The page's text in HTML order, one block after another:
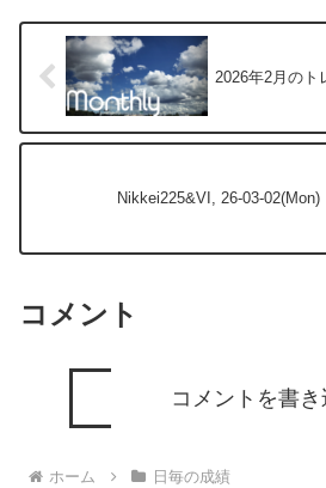
2026年2月のト
Nikkei225&VI, 26-03-02(Mon)
コメント
コメントを書き
ホーム 日毎の成績